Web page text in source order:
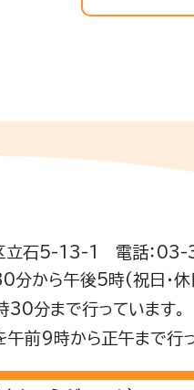
立石5-13-1 電話：
分から午後5時(祝日・
分まで行っています。
前9時から正午まで行っ